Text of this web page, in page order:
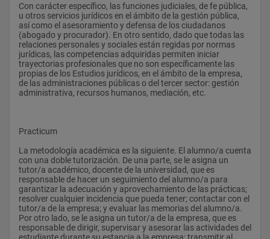
Con carácter específico, las funciones judiciales, de fe pública,
u otros servicios jurídicos en el ámbito de la gestión pública,
así como el asesoramiento y defensa de los ciudadanos
(abogado y procurador). En otro sentido, dado que todas las
relaciones personales y sociales están regidas por normas
jurídicas, las competencias adquiridas permiten iniciar
trayectorias profesionales que no son específicamente las
propias de los Estudios jurídicos, en el ámbito de la empresa,
de las administraciones públicas o del tercer sector: gestión
administrativa, recursos humanos, mediación, etc.
Practicum
La metodología académica es la siguiente. El alumno/a cuenta
con una doble tutorización. De una parte, se le asigna un
tutor/a académico, docente de la universidad, que es
responsable de hacer un seguimiento del alumno/a para
garantizar la adecuación y aprovechamiento de las prácticas;
resolver cualquier incidencia que pueda tener; contactar con el
tutor/a de la empresa; y evaluar las memorias del alumno/a.
Por otro lado, se le asigna un tutor/a de la empresa, que es
responsable de dirigir, supervisar y asesorar las actividades del